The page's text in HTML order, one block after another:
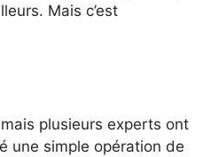
Mais c’est
plusieurs experts ont
une simple opération de